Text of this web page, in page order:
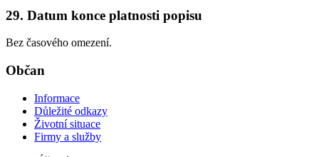
29. Datum konce platnosti popisu
Bez časového omezení.
Občan
Informace
Důležité odkazy
Životní situace
Firmy a služby